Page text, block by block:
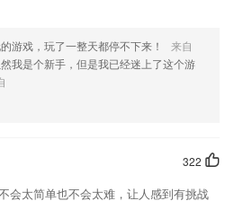
，随题观看。
藏，用户能够随时查看。
方面的信息，用户在线学习相关的知识很
游戏，玩了一整天都停不下来！
来自
我是个新手，但是我已经迷上了这个游
322
会太简单也不会太难，让人感到有挑战